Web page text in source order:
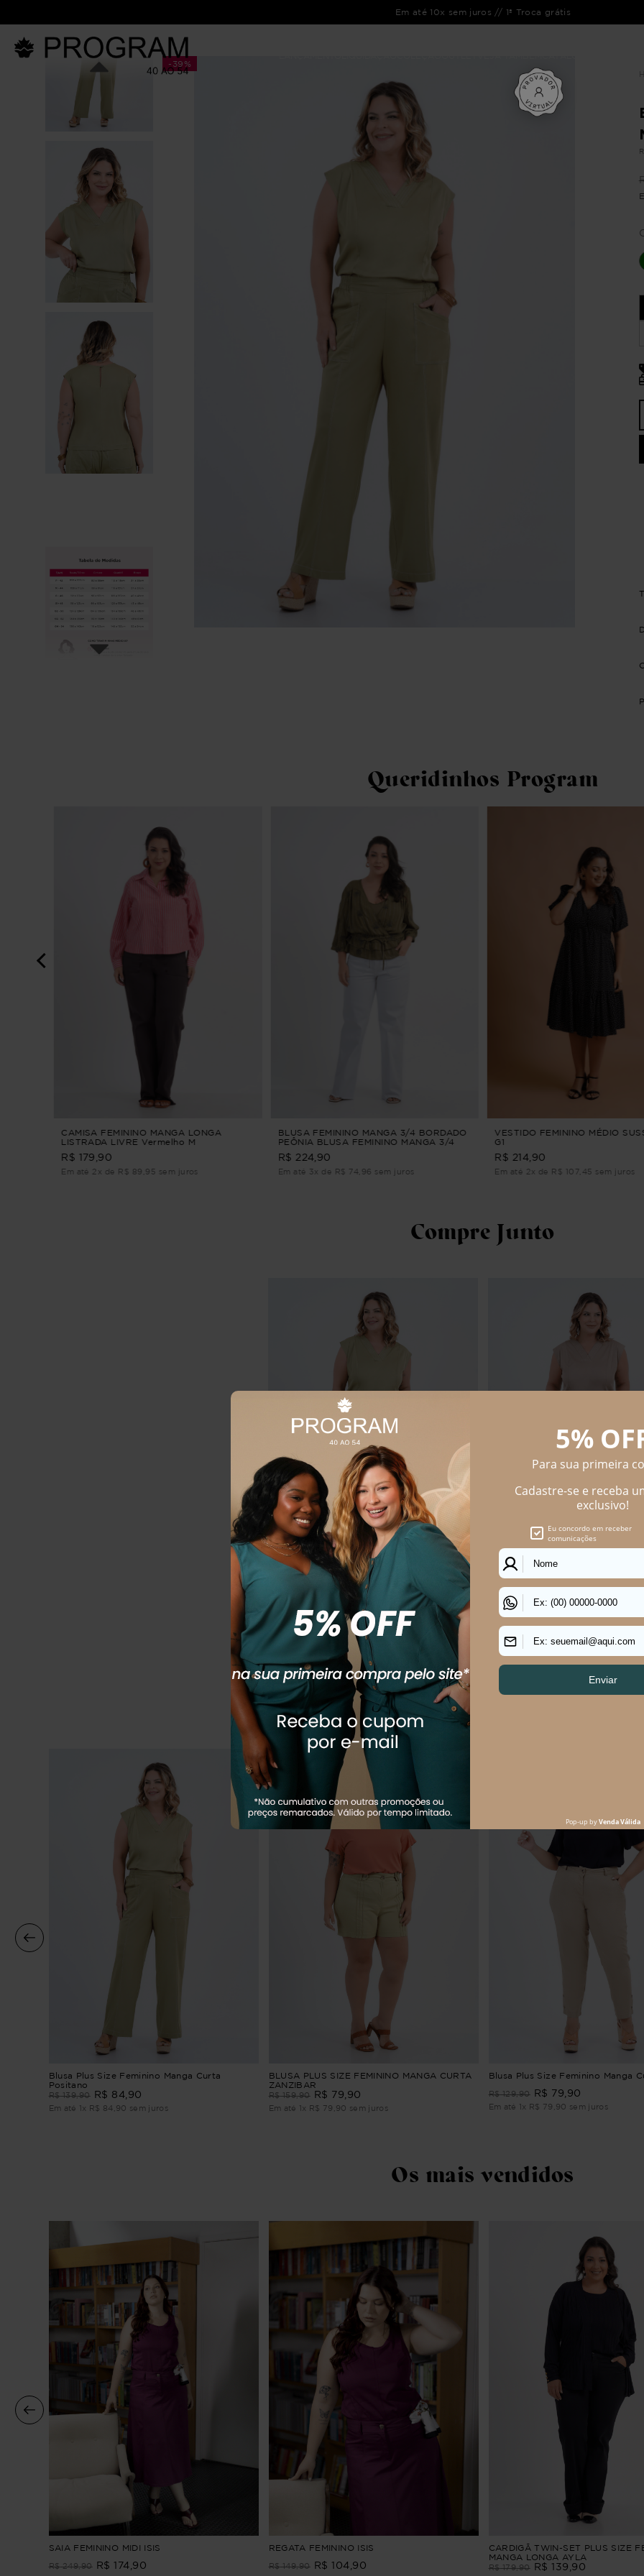
Em até 10x sem juros // 1ª Troca grátis
- 39%
Queridinhos Program
CAMISA FEMININO MANGA LONGA
LISTRADA LIVRE Vermelho M
R$ 179,90
Em até 2x de R$ 89,95 sem juros
BLUSA FEMININO MANGA 3/4 BORDADO
PEÔNIA BLUSA FEMININO MANGA 3/4
BORDADO Verde G2
R$ 224,90
Em até 3x de R$ 74,96 sem juros
VESTIDO FEMININO MÉDIO
G1
R$ 214,90
Em até 2x de R$ 107,45 sem juros
Compre Junto
Calça Plus Size Feminino Pantalona Positano
R$ 279 ,90 R$ 154, 90
Em até3x R$ 51,63 sem juros
Calça Plus Size Feminino
Em até 3 R$ sem juros
Quem comprou, comprou
Blusa Plus Size Feminino Manga Curta
Positano
R$ 139,90 R$ 84 90
Em até 1 x R$ 84 90 sem juros
BLUSA PLUS SIZE FEMININO MANGA CURTA
ZANZIBAR
R$ 159,90 R$ 79 90
Em até 1 x R$ 79 90 sem juros
Blusa Plus Size Feminino Manga
R$ 129,90 R$ 79 90
Em até 1 x R$ 79 90 sem juros
Os mais vendidos
SAIA FEMININO MIDI ISIS
R$ 249,90 R$ 174 90
REGATA FEMININO ISIS
R$ 149,90 R$ 104 90
CARDIGÃ TWIN-SET PLUS SIZE
MANGA LONGA AYLA
R$ 179,90 R$ 139 90